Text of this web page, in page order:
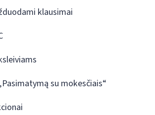
klausimai
su mokesčiais“